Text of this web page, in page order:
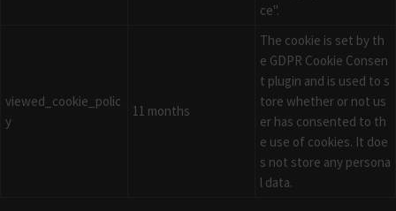
ce".
viewed_cookie_polic
y
11 months
The cookie is set by th
e GDPR Cookie Consen
t plugin and is used to s
tore whether or not us
er has consented to th
e use of cookies. It doe
s not store any persona
l data.